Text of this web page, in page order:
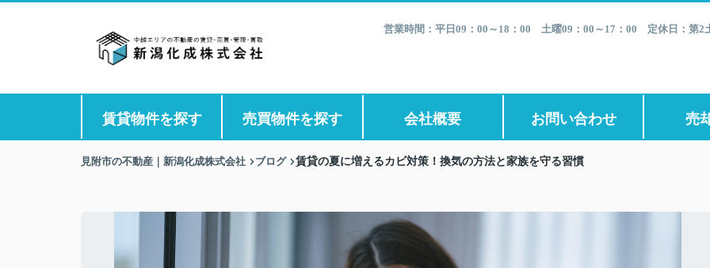
営業時間：平日09：00～18：00 土曜09：00～17：00 定休日：第
賃貸物件を探す 売買物件を探す 会社概要 お問い合わせ 売
見附市の不動産｜新潟化成株式会社 ブログ 賃貸の夏に増えるカビ対策！換気の方法と家族を守る習慣